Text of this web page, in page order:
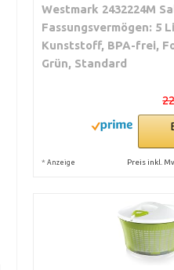
Westmark 2432224M
Fassungsvermögen: 5
Kunststoff, BPA-frei,
Grün, Standard
* Anzeige Preis inkl.